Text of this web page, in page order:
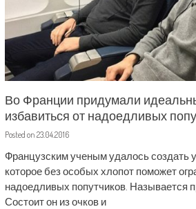
Во Франции придумали
избавиться от надоедливых
Posted on 23.04.2016
Французским ученым удалось создать
которое без особых хлопот поможет
надоедливых попутчиков. Называется
Состоит он из очков и